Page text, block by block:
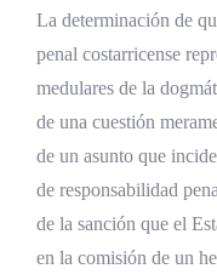
La teoría del
criterio
Dominio
Dominio
Dominio
Evolución
La determinación de
penal costarricense
medulares de la
de una cuestión
de un asunto que
de responsabilidad
de la sanción que el
en la comisión de un